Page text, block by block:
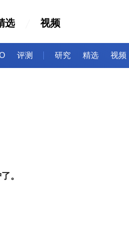
选 视频
评测 研究 精选 视频
。